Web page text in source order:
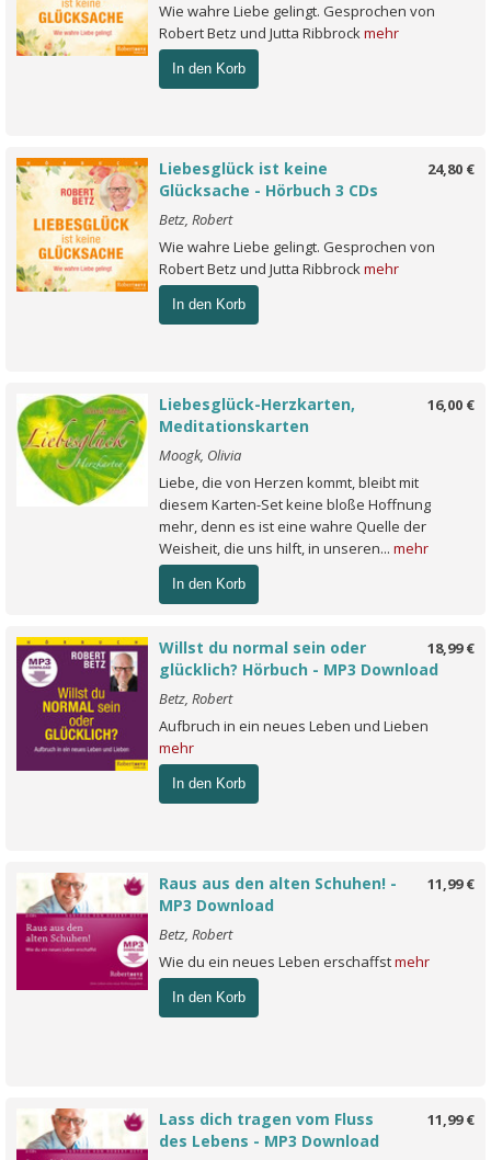
Wie wahre Liebe gelingt. Gesprochen von
Robert Betz und Jutta Ribbrockmehr
In den Korb
24,80 €
Liebesglück ist keine
Glücksache - Hörbuch 3 CDs
Betz, Robert
Wie wahre Liebe gelingt. Gesprochen von
Robert Betz und Jutta Ribbrockmehr
In den Korb
16,00 €
Liebesglück-Herzkarten,
Meditationskarten
Moogk, Olivia
Liebe, die von Herzen kommt, bleibt mit
diesem Karten-Set keine bloße Hoffnung
mehr, denn es ist eine wahre Quelle der
Weisheit, die uns hilft, in unseren... mehr
In den Korb
18,99 €
Willst du normal sein oder
glücklich? Hörbuch - MP3 Download
Betz, Robert
Aufbruch in ein neues Leben und Lieben
mehr
In den Korb
11,99 €
Raus aus den alten Schuhen! -
MP3 Download
Betz, Robert
Wie du ein neues Leben erschaffstmehr
In den Korb
11,99 €
Lass dich tragen vom Fluss
des Lebens - MP3 Download